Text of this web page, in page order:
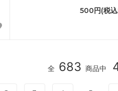
500円(税
全 683 商品中